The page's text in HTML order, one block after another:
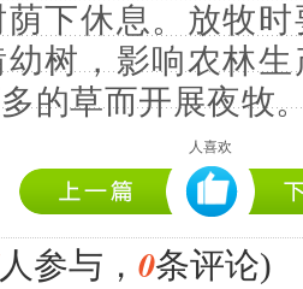
下休息。放牧
幼树，影响农林
的草而开展夜牧
人喜欢
人参与， 0条评论)